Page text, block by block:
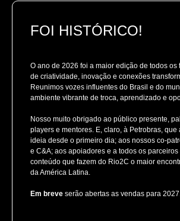
FOI HISTÓRICO!
O ano de 2026 foi a maior edição de todos os
de criatividade, inovação e conexões
Reunimos vozes influentes do Brasil e do
ambiente vibrante de troca, aprendizado e
Nosso muito obrigado ao público presente,
players e mentores. E, claro, à Petrobras, que
ideia desde o primeiro dia; aos nossos co-
e C&A; aos apoiadores e a todos os parceiros
conteúdo que fazem do Rio2C o maior
da América Latina.
Em breve serão abertas as vendas para